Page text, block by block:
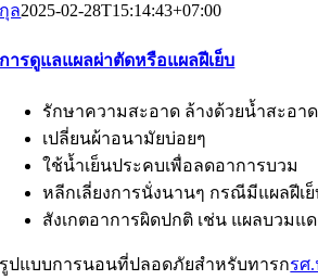
กุล2025-02-28T15:14:43+07:00
การดูแลแผลผ่าตัดหรือแผลฝีเย็บ
รักษาความสะอาด ล้างด้วยน้ำสะอา
เปลี่ยนผ้าอนามัยบ่อยๆ
ใช้น้ำเย็นประคบเพื่อลดอาการบวม
หลีกเลี่ยงการนั่งนานๆ กรณีมีแผลฝีเย็
สังเกตอาการผิดปกติ เช่น แผลบวม
รูปแบบการนอนที่ปลอดภัยสำหรับทารกรศ